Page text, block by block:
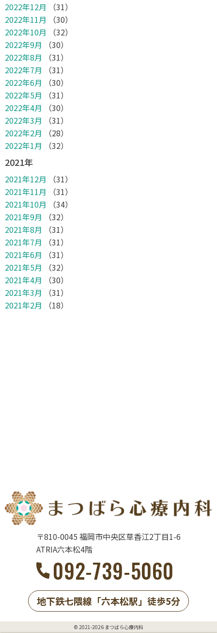
2022年12月
（31）
2022年11月
（30）
2022年10月
（32）
2022年9月
（30）
2022年8月
（31）
2022年7月
（31）
2022年6月
（30）
2022年5月
（31）
2022年4月
（30）
2022年3月
（31）
2022年2月
（28）
2022年1月
（32）
2021年
2021年12月
（31）
2021年11月
（31）
2021年10月
（34）
2021年9月
（32）
2021年8月
（31）
2021年7月
（31）
2021年6月
（31）
2021年5月
（32）
2021年4月
（30）
2021年3月
（31）
2021年2月
（18）
〒810-0045 福岡市中央区草香江2丁目1-6
ATRIA六本松4階
092-739-5060
地下鉄七隈線 「六本松駅」 徒歩5分
© 2021-2026 まつばら心療内科